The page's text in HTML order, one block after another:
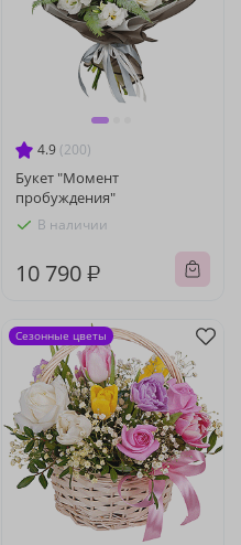
4.9 (200)
Букет "Момент
пробуждения"
В наличии
10 790 ₽
Сезонные цветы